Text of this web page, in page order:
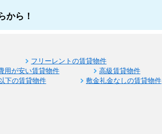
から！
フリーレントの賃貸物件
用が安い賃貸物件
高級賃貸物件
下の賃貸物件 敷金礼金なしの賃貸物件